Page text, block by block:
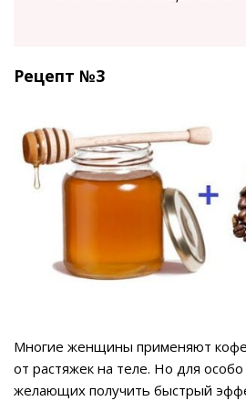
Рецепт №3
Многие женщины применяют
от растяжек на теле. Но для
желающих получить быстрый